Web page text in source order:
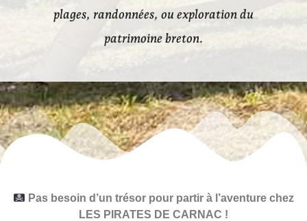
plages, randonnées, ou exploration du
patrimoine breton.
Pas besoin d’un trésor pour partir à l’aventure chez
LES PIRATES DE CARNAC !